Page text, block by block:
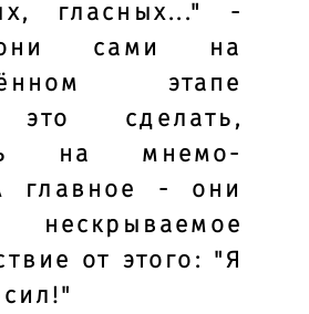
гласных..." -
сами на
этапе
это сделать,
на мнемо-
главное - они
нескрываемое
от этого: "Я